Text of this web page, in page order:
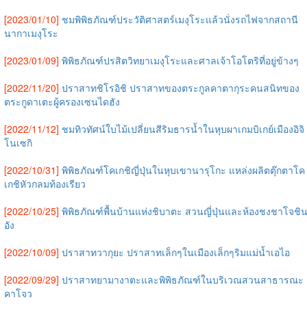
[2023/01/10] ชมพิพิธภัณฑ์ประวัติศาสตร์เมงุโระแล้วนั่งรถไฟจากสถานี
นากาเมงุโระ
[2023/01/09] พิพิธภัณฑ์ปรสิตวิทยาเมงุโระและศาลเจ้าโอโตริที่อยู่ข้างๆ
[2022/11/20] ปราสาทชิโรอิชิ ปราสาทของตระกูลคาตากุระคนสนิทของ
ตระกูดาเตะผู้ครองเซนไดฮัง
[2022/11/12] ชมทิวทัศน์ใบไม้เปลี่ยนสีริมธารน้ำในหุบผาเกมบิเกย์เมืองอิจิ
โนเซกิ
[2022/10/31] พิพิธภัณฑ์โคเกชิญี่ปุ่นในหุบเขานารุโกะ แหล่งผลิตตุ๊กตาโค
เกชิหัวกลมท้องเรียว
[2022/10/25] พิพิธภัณฑ์พื้นบ้านแห่งชิบาตะ สวนญี่ปุ่นและห้องชงชาโจชิน
อัง
[2022/10/09] ปราสาทวากุยะ ปราสาทเล็กๆในเมืองเล็กๆริมแม่น้ำเอไอ
[2022/09/29] ปราสาทยามางาตะและพิพิธภัณฑ์ในบริเวณสวนสาธารณะ
คาโจว